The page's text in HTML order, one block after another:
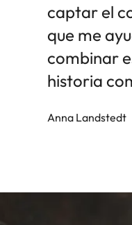
captar el
que me
combinar
historia
Anna Landstedt